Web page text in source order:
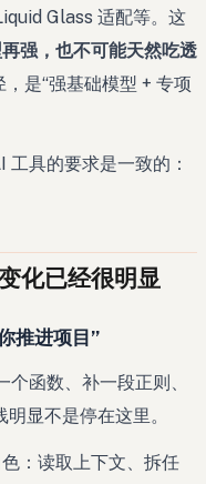
Glass 适配等。这
强，也不可能天然吃透
是“强基础模型 + 专项
具的要求是一致的：
化已经很明显
推进项目”
函数、补一段正则、
显不是停在这里。
：读取上下文、拆任